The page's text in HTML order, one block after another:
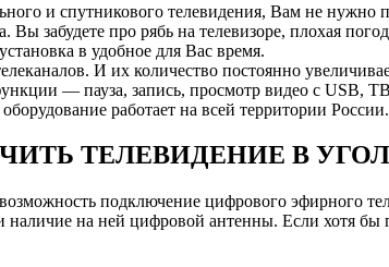
и спутникового телевидения, Вам не нужно
Вы забудете про рябь на телевизоре, плохая
в удобное для Вас время.
И их количество постоянно
— пауза, запись, просмотр видео с USB,
работает на всей территории России.
ТЕЛЕВИДЕНИЕ В
подключение цифрового эфирного
на ней цифровой антенны. Если хотя бы